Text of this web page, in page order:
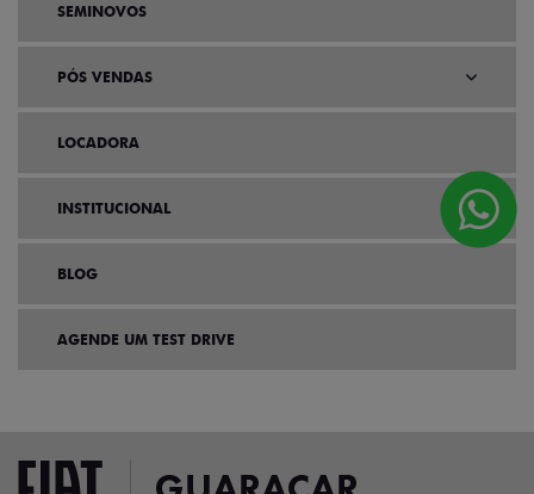
SEMINOVOS
PÓS VENDAS
LOCADORA
INSTITUCIONAL
BLOG
AGENDE UM TEST DRIVE